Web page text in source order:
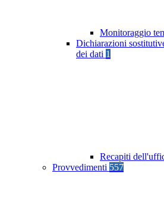
Monitoraggio
Dichiarazioni
dei dati 1
Recapiti
Provvedimenti 557